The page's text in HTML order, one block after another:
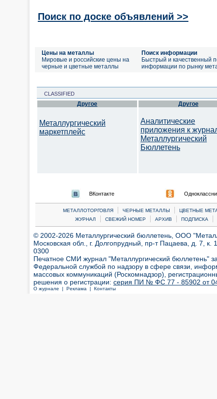
Поиск по доске объявлений >>
Цены на металлы
Мировые и российские цены на
черные и цветные металлы
Поиск информации
Быстрый и качественный
информации по рынку
CLASSIFIED
Другое
Металлургический
маркетплейс
Другое
Аналитические
приложения к
Металлургический
Бюллетень
ВКонтакте
МЕТАЛЛОТОРГОВЛЯ | ЧЕРНЫЕ МЕТАЛЛЫ |
ЦВЕТНЫЕ
ЖУРНАЛ
| СВЕЖИЙ НОМЕР | АРХИВ | ПОДПИСКА |
© 2002-2026 Металлургический бюллетень, ООО
Московская обл., г. Долгопрудный, пр-т Пацаева, д. 7,
0300
Печатное СМИ журнал "Металлургический бюллетень"
Федеральной службой по надзору в сфере связи,
массовых коммуникаций (Роскомнадзор),
решения о регистрации: серия ПИ № ФС 77 - 85902 от 04
О журнале | Реклама | Контакты